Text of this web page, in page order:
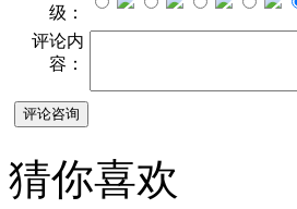
级：
评论内
容：
猜你喜欢